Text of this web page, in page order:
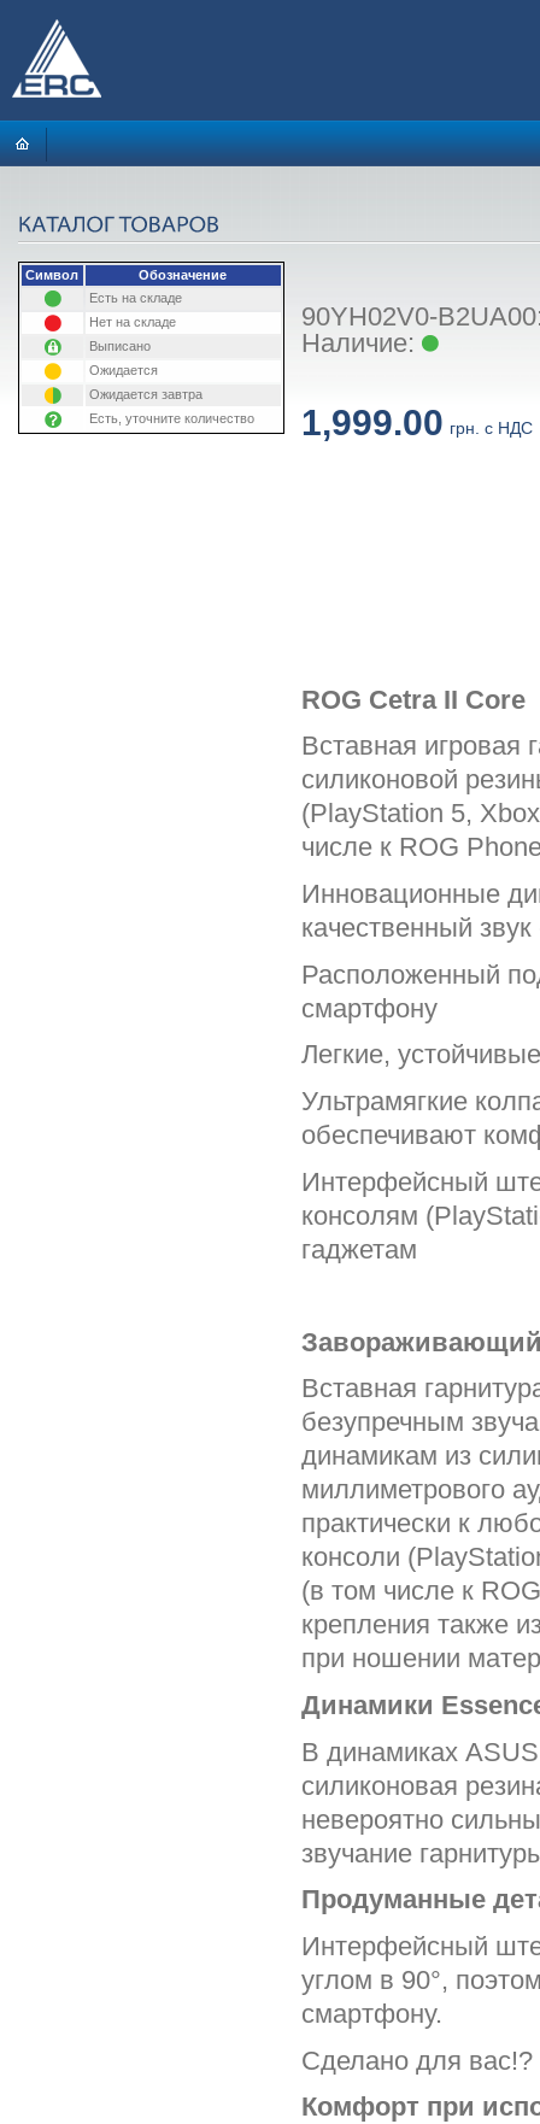
Символ
Обозначение
Есть на складе
Нет на складе
Выписано
Ожидается
Ожидается завтра
Есть, уточните количество
90YH02V0-
Наличие:
1,999.00 грн. с НДС
ROG Cetra II Core
Вставная игровая
силиконовой
(PlayStation 5,
числе к ROG
Инновационные
качественный
Расположенный
смартфону
Легкие,
Ультрамягкие
обеспечивают
Интерфейсный
консолям
гаджетам
Завораживающий
Вставная
безупречным
динамикам из
миллиметрового
практически к
консоли
(в том числе к
крепления также
при ношении
Динамики
В динамиках
силиконовая
невероятно
звучание
Продуманные
Интерфейсный
углом в 90°,
смартфону.
Сделано для вас!?
Комфорт при